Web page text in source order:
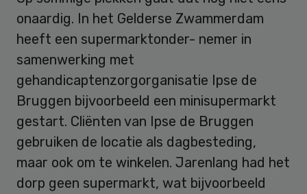
onaardig. In het Gelderse Zwammerdam
heeft een supermarktonder- nemer in
samenwerking met
gehandicaptenzorgorganisatie Ipse de
Bruggen bijvoorbeeld een minisupermarkt
gestart. Cliënten van Ipse de Bruggen
gebruiken de locatie als dagbesteding,
maar ook om te winkelen. Jarenlang had het
dorp geen supermarkt, wat bijvoorbeeld